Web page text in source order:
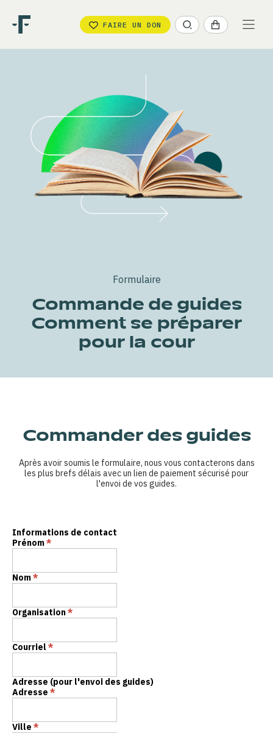
FAIRE UN DON
Formulaire
Commande de guides
Comment se préparer
pour la cour
Commander des guides
Après avoir soumis le formulaire, nous vous contacterons dans
les plus brefs délais avec un lien de paiement sécurisé pour
l'envoi de vos guides.
Informations de contact
Prénom*
Nom*
Organisation*
Courriel*
Adresse (pour l'envoi des guides)
Adresse *
Ville *